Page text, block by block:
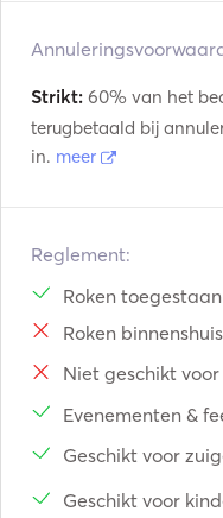
Strikt: 60% van het
terugbetaald bij
in. meer
Reglement:
Roken
Roken
Niet geschikt
Evenementen &
Geschikt voor
Geschikt voor